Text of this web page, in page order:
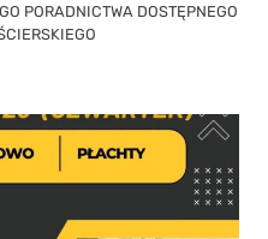
PORADNICTWA DOSTĘPNEGO